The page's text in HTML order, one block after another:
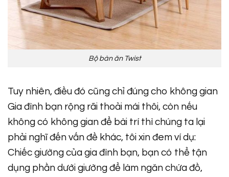
Bộ bàn ăn Twist
Tuy nhiên, điều đó cũng chỉ đúng cho không gian
Gia đình bạn rộng rãi thoải mái thôi, còn nếu
không có không gian để bài trí thì chúng ta lại
phải nghĩ đến vấn đề khác, tôi xin đem ví dụ:
Chiếc giường của gia đình bạn, bạn có thể tận
dụng phần dưới giường để làm ngăn chứa đồ,